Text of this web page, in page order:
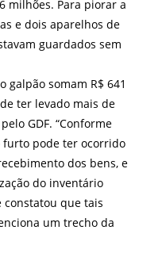
milhões. Para piorar a
e dois aparelhos de
guardados sem
galpão somam R$ 641
ter levado mais de
GDF. “Conforme
furto pode ter ocorrido
dos bens, e
do inventário
constatou que tais
um trecho da